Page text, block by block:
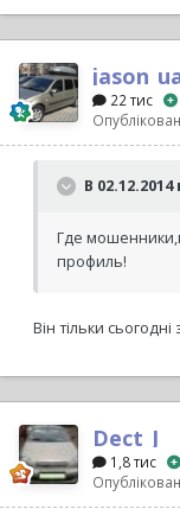
22 тис
В
Где
профиль!
Він тільки
Dect_J
1,8 тис